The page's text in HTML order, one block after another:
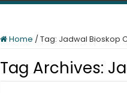
Home /Tag: Jadwal Bioskop
Tag Archives: